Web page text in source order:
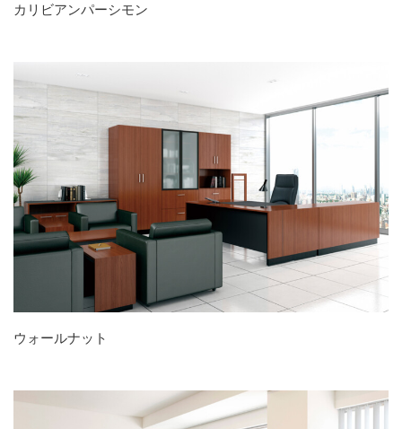
カリビアンパーシモン
ウォールナット